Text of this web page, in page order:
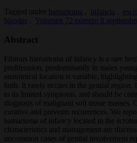
Tagged under
hamartoma infancia
blandas
Volumen 72 número 8
Abstract
Fibrous hamartoma of infancy is a rare
proliferation, predominantly in males
anatomical location is variable,
limb. It rarely occurs in the genital
to its limited symptoms, and should be
diagnosis of malignant soft tissue masses.
curative and prevents recurrences. We
hamartoma of infancy located in the
characteristics and management are
uncommon cases of genital involvement